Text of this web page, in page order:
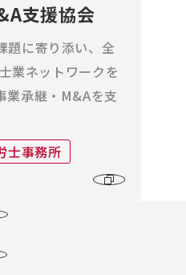
支援協会
題に寄り添い、全
業ネットワークを
業承継・M&Aを支
士事務所